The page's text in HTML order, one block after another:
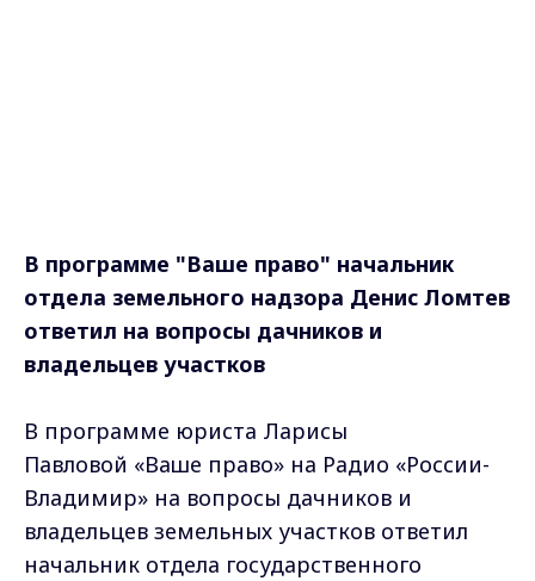
В программе "Ваше право" начальник
отдела земельного надзора Денис Ломтев
ответил на вопросы дачников и
владельцев участков
В программе юриста Ларисы
Павловой «Ваше право» на Радио «России-
Владимир» на вопросы дачников и
владельцев земельных участков ответил
начальник отдела государственного